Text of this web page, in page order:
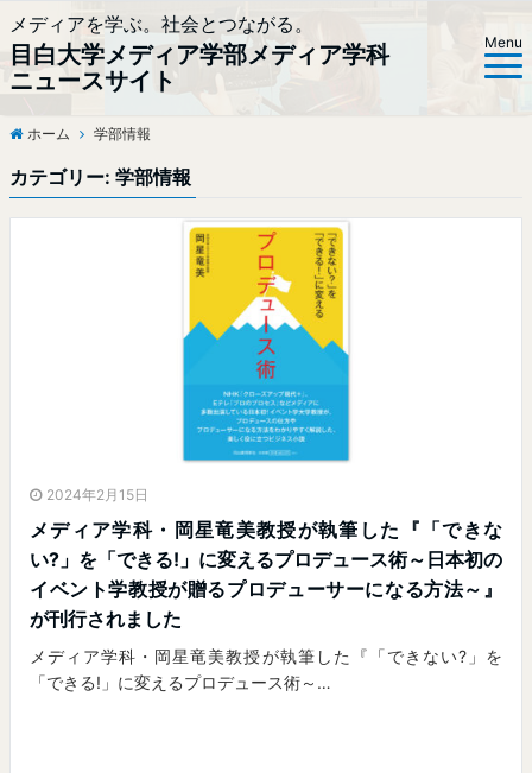
メディアを学ぶ。社会とつながる。
目白大学メディア学部メディア学科
ニュースサイト
Menu
ホーム 学部情報
カテゴリー: 学部情報
2024年2月15日
メディア学科・岡星竜美教授が執筆した『「できな
い?」を「できる!」に変えるプロデュース術～日本初の
イベント学教授が贈るプロデューサーになる方法～』
が刊行されました
メディア学科・岡星竜美教授が執筆した『「できない?」を
「できる!」に変えるプロデュース術～…